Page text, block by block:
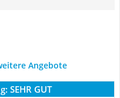
Angebote
SEHR GUT